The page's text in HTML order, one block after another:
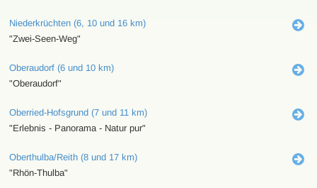
Niederkrüchten (6, 10 und 16 km)
"Zwei-Seen-Weg"
Oberaudorf (6 und 10 km)
"Oberaudorf"
Oberried-Hofsgrund (7 und 11 km)
"Erlebnis - Panorama - Natur pur"
Oberthulba/Reith (8 und 17 km)
"Rhön-Thulba"